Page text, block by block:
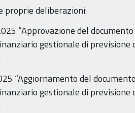
proprie deliberazioni:
“Approvazione del documento
gestionale di previsione
del documento
gestionale di previsione